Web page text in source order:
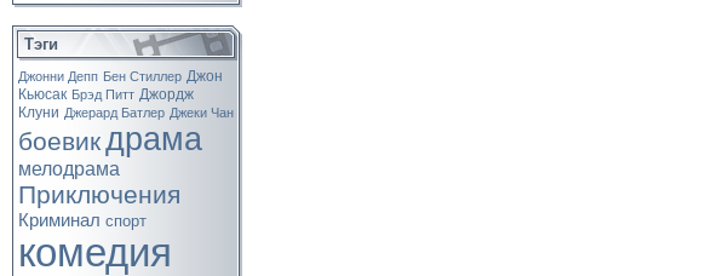
Тэги
Джонни Депп Бен Стиллер Джон
Кьюсак Брэд Питт Джордж
Клуни Джерард Батлер Джеки Чан
боевикдрама
мелодрама
Приключения
Криминал спорт
комедия